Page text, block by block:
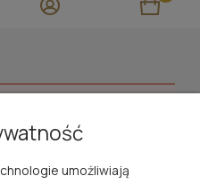
umożliwiają